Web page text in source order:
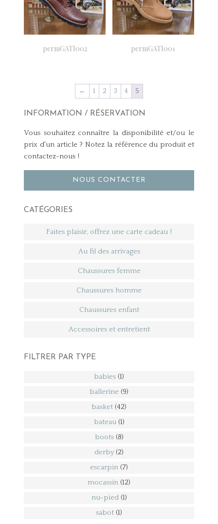
permGATI002 permGATI001
← 1 2 3 4 5
INFORMATION / RÉSERVATION
Vous souhaitez connaître la disponibilité et/ou le
prix d'un article ? Notez la référence du produit et
contactez-nous !
NOUS CONTACTER
CATÉGORIES
Faites plaisir, offrez une carte cadeau !
Au fil des arrivages
Chaussures femme
Chaussures homme
Chaussures enfant
Accessoires et entretient
FILTRER PAR TYPE
babies (1)
ballerine (9)
basket (42)
bateau (1)
boots (8)
derby (2)
escarpin (7)
mocassin (12)
nu-pied (1)
sabot (1)